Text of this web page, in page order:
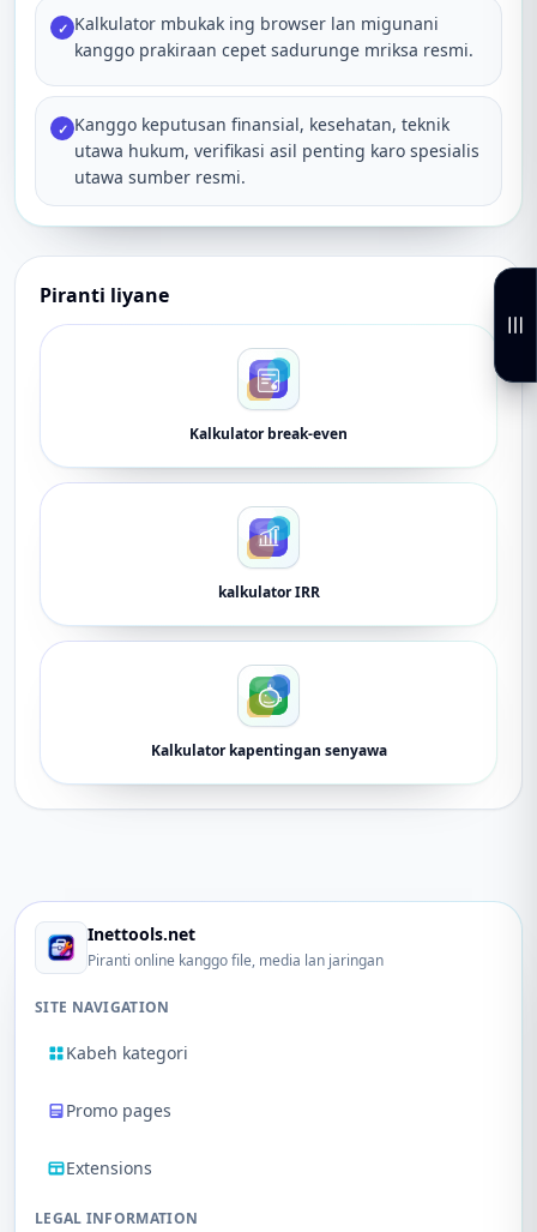
✓ Kalkulator mbukak ing browser lan migunani
kanggo prakiraan cepet sadurunge mriksa resmi.
✓ Kanggo keputusan finansial, kesehatan, teknik
utawa hukum, verifikasi asil penting karo spesialis
utawa sumber resmi.
Piranti liyane
Kalkulator break-even
kalkulator IRR
Kalkulator kapentingan senyawa
Inettools.net
Piranti online kanggo file, media lan jaringan
SITE NAVIGATION
Kabeh kategori
Promo pages
Extensions
LEGAL INFORMATION